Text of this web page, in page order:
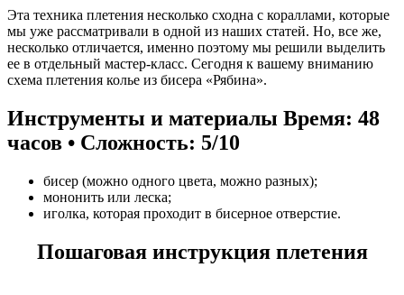
Эта техника плетения несколько сходна с кораллами, которые
мы уже рассматривали в одной из наших статей. Но, все же,
несколько отличается, именно поэтому мы решили выделить
ее в отдельный мастер-класс. Сегодня к вашему вниманию
схема плетения колье из бисера «Рябина».
Инструменты и материалы Время: 48
часов • Сложность: 5/10
бисер (можно одного цвета, можно разных);
мононить или леска;
иголка, которая проходит в бисерное отверстие.
Пошаговая инструкция плетения